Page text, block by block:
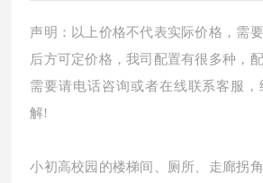
声明：以上价格不代表实际价格，需
后方可定价格，我司配置有很多种，
需要请电话咨询或者在线联系客服
解!
小初高校园的楼梯间、厕所、走廊拐